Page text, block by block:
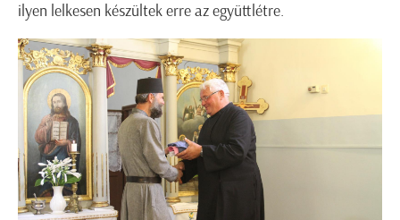
ilyen lelkesen készültek erre az együttlétre.